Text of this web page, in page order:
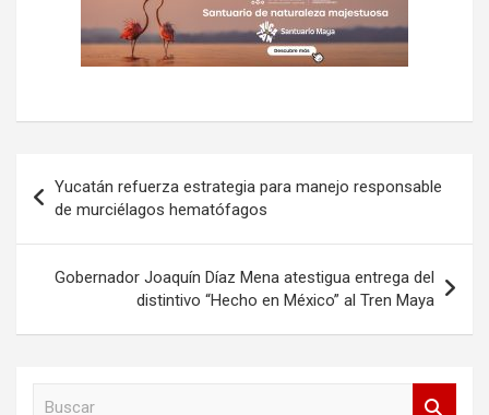
de
entradas
Yucatán refuerza estrategia para manejo responsable
de murciélagos hematófagos
Gobernador Joaquín Díaz Mena atestigua entrega del
distintivo “Hecho en México” al Tren Maya